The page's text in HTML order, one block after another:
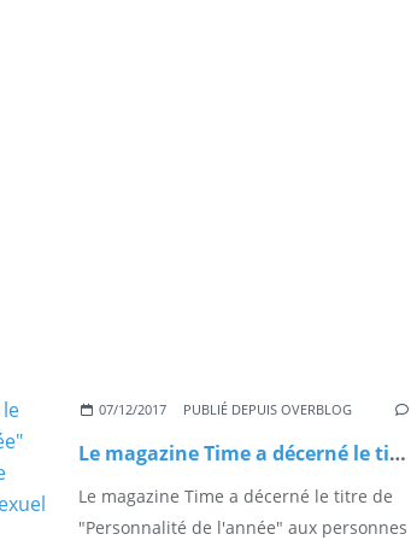
07/12/2017 PUBLIÉ DEPUIS OVERBLOG
Le magazine Time a décerné le titre de "Personnalité de l'année" aux personnes qui ont "brisé le silence" face au harcèlement sexuel
Le magazine Time a décerné le titre de
"Personnalité de l'année" aux personnes